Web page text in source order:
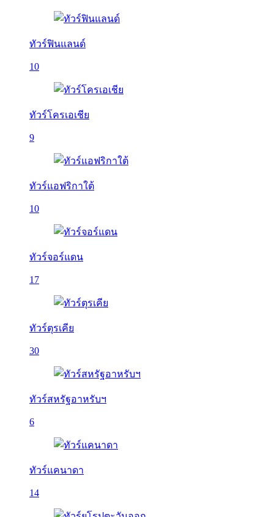
ทัวร์ฟินแลนด์
10
ทัวร์โครเอเชีย
9
ทัวร์แอฟริกาใต้
10
ทัวร์จอร์แดน
17
ทัวร์ตุรเคีย
30
ทัวร์สหรัฐอาหรับฯ
6
ทัวร์แคนาดา
14